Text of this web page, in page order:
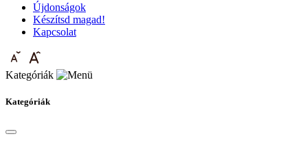
Újdonságok
Készítsd magad!
Kapcsolat
Kategóriák
Kategóriák